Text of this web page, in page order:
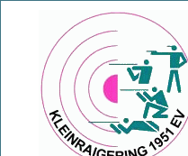
springen